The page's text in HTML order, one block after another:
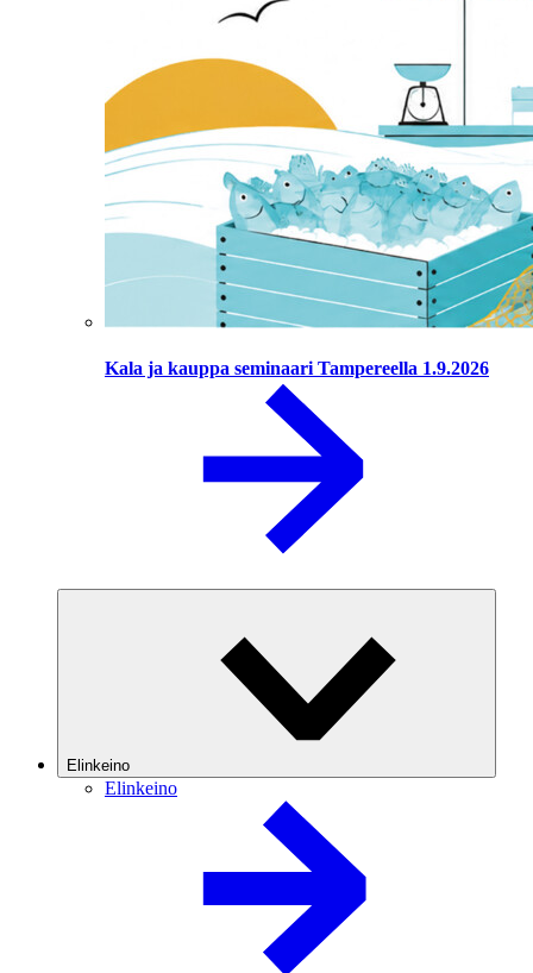
Kala ja kauppa seminaari Tampereella 1.9.2026
Elinkeino
Elinkeino